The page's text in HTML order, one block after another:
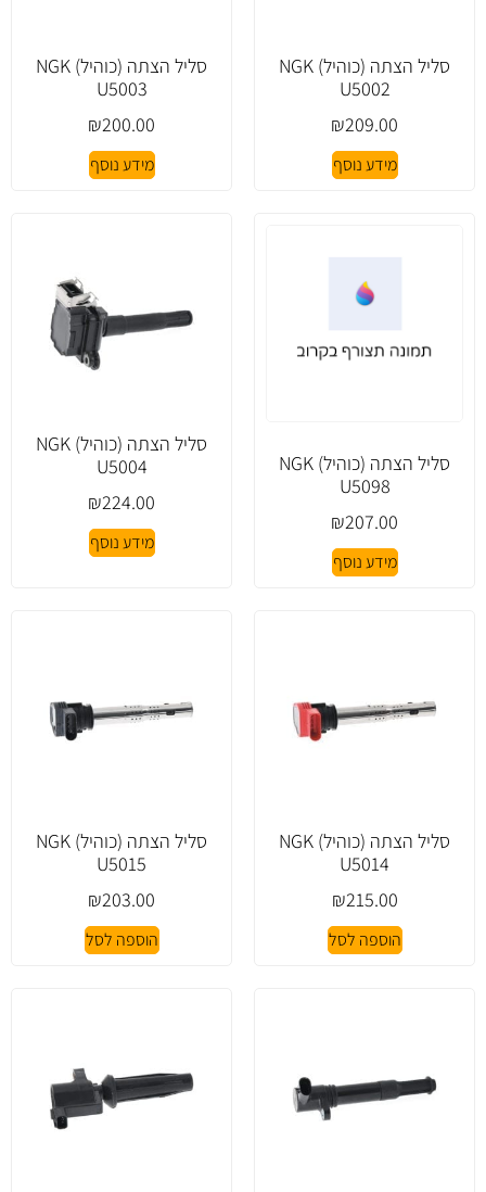
סליל הצתה (כוהיל) NGK
U5002
₪209.00
מידע נוסף
סליל הצתה (כוהיל) NGK
U5003
₪200.00
מידע נוסף
סליל הצתה (כוהיל) NGK
U5098
₪207.00
מידע נוסף
סליל הצתה (כוהיל) NGK
U5004
₪224.00
מידע נוסף
סליל הצתה (כוהיל) NGK
U5014
₪215.00
הוספה לסל
סליל הצתה (כוהיל) NGK
U5015
₪203.00
הוספה לסל